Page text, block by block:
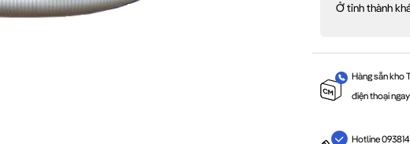
Ở tỉnh thành
Hàng sẵn kho
điện thoại ngay
Hotline